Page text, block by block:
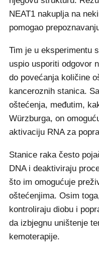
NEAT1 nakuplja na
pomogao
Tim je u eksperimentu
uspio usporiti odgovor
do povećanja količine
kanceroznih stanica.
oštećenja, međutim,
Würzburga, on
aktivaciju RNA za
Stanice raka često
DNA i deaktiviraju
što im omogućuje
oštećenjima. Osim
kontroliraju diobu i
da izbjegnu uništenje
kemoterapije.